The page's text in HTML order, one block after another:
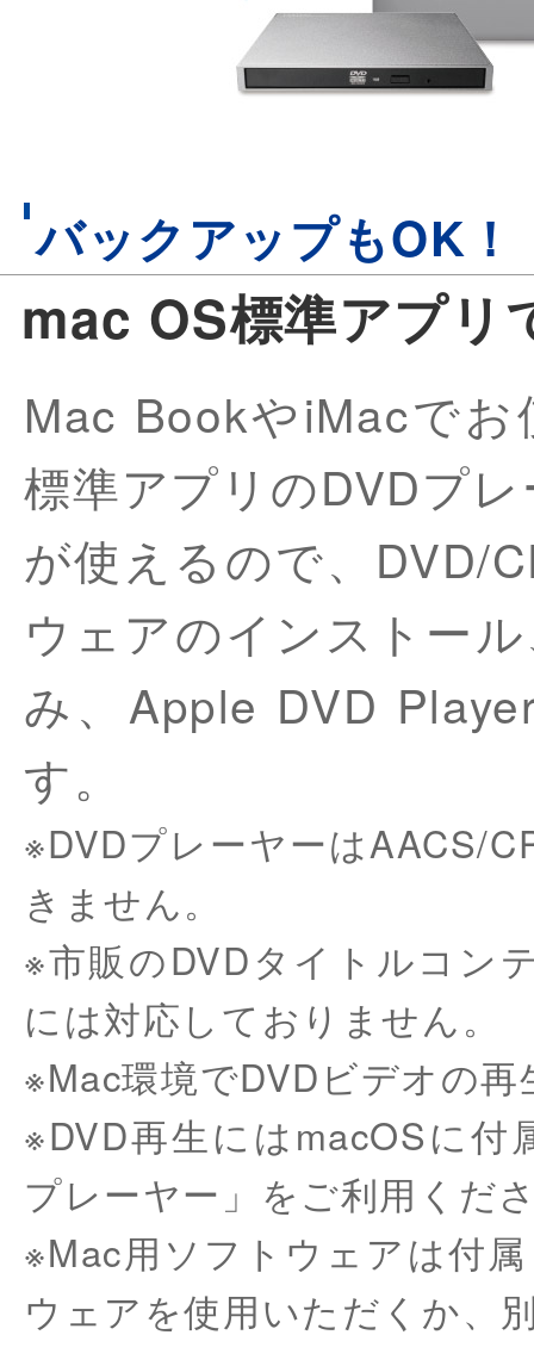
バックアップもOK！
mac OS標準アプリ
Mac BookやiMacで
標準アプリのDVDプ
が使えるので、DVD/
ウェアのインストー
み、Apple DVD
す。
※DVDプレーヤーはAACS/
きません。
※市販のDVDタイトルコン
には対応しておりません。
※Mac環境でDVDビデオの
※DVD再生にはmacOSに
プレーヤー」をご利用くだ
※Mac用ソフトウェアは付
ウェアを使用いただくか、